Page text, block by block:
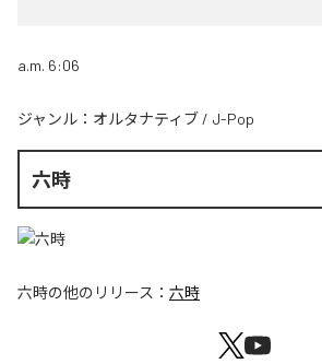
a.m. 6:06
ジャンル： オルタナティブ / J-Pop
六時
六時の他のリリース： 六時